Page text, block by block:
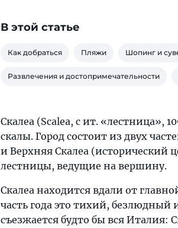
В этой статье
Как добраться Пляжи Шопинг и
Развлечения и достопримечательности
Скалеа (Scalea, с ит. «лестница»,
скалы. Город состоит из двух
и Верхняя Скалеа (исторический
лестницы, ведущие на вершину.
Скалеа находится вдали от
часть года это тихий, безлюдный
съезжается будто бы вся